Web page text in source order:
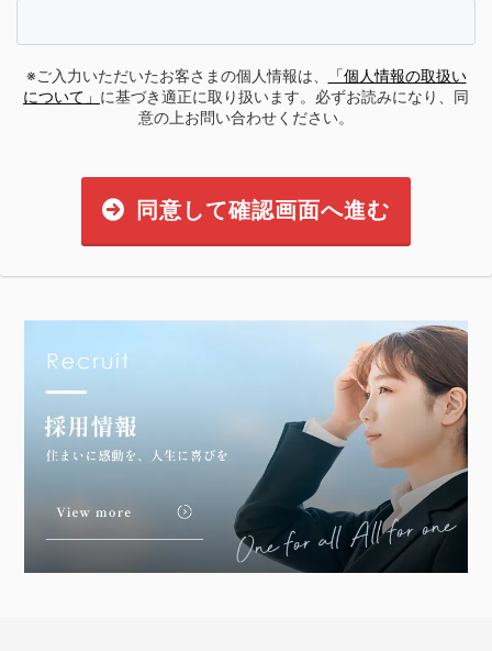
※ご入力いただいたお客さまの個人情報は、
「個人情報の取扱い
について」 に基づき適正に取り扱います。必ずお読みになり、同
意の上お問い合わせください。
同意して確認画面へ進む